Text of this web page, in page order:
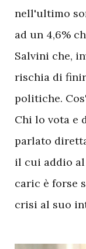
nell'ultimo
ad un 4,6%
Salvini che,
rischia di
politiche.
Chi lo vota e
parlato
il cui addio
caric è forse
crisi al suo